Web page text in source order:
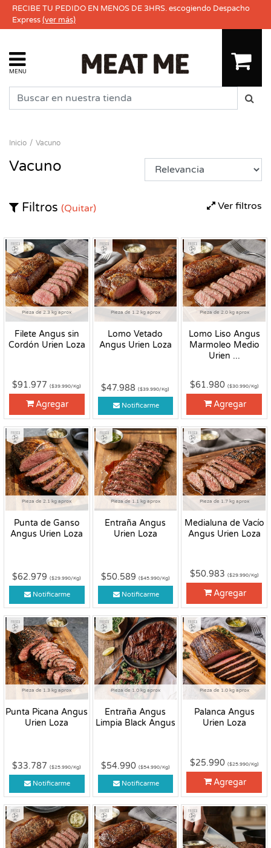
RECIBE TU PEDIDO EN MENOS DE 3HRS. escogiendo Despacho
Express(ver más)
MENU
Inicio Vacuno
Vacuno
Ver filtros
Filtros (Quitar)
Pieza de 2.3 kg aprox
Filete Angus sin
Cordón Urien Loza
Fresco
$91.977($39.990/Kg)
Agregar
Pieza de 1.2 kg aprox
Lomo Vetado
Angus Urien Loza
Fresco
$47.988($39.990/Kg)
Notificarme
Pieza de 2.0 kg aprox
Lomo Liso Angus
Marmoleo Medio
Urien ...
Fresco
$61.980 ($30.990/Kg)
Agregar
Pieza de 2.1 kg aprox
Punta de Ganso
Angus Urien Loza
Fresco
$62.979($29.990/Kg)
Notificarme
Pieza de 1.1 kg aprox
Entraña Angus
Urien Loza
Fresco
$50.589 ($45.990/Kg)
Notificarme
Pieza de 1.7 kg aprox
Medialuna de Vacío
Angus Urien Loza
Fresco
$50.983 ($29.990/Kg)
Agregar
Pieza de 1.3 kg aprox
Punta Picana Angus
Urien Loza
Fresco
$33.787($25.990/Kg)
Notificarme
Pieza de 1.0 kg aprox
Entraña Angus
Limpia Black Angus
Fresco
$54.990 ($54.990/Kg)
Notificarme
Pieza de 1.0 kg aprox
Palanca Angus
Urien Loza
Fresco
$25.990 ($25.990/Kg)
Agregar
Fresco Fresco Fresco